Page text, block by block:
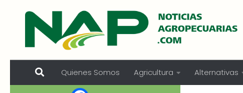
Skip to content
Quienes Somos Agricultura Alternativas